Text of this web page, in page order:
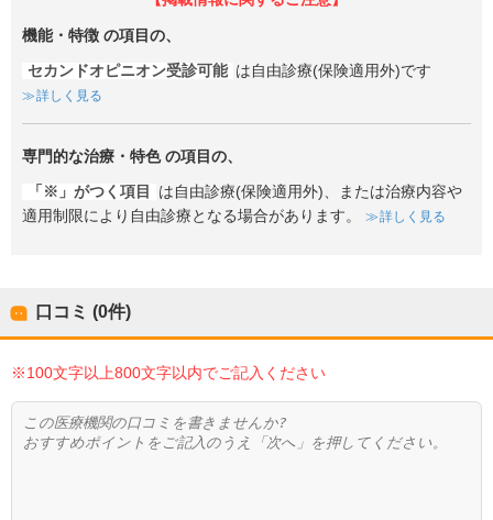
機能・特徴 の項目の、
セカンドオピニオン受診可能 は自由診療(保険適用外)です
詳しく見る
専門的な治療・特色の項目の、
「※」がつく項目
は自由診療(保険適用外)、または治療内容や
適用制限により自由診療となる場合があります。
詳しく見る
口コミ (0件)
※100文字以上800文字以内でご記入ください